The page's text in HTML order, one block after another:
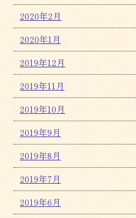
2020年2月
2020年1月
2019年12月
2019年11月
2019年10月
2019年9月
2019年8月
2019年7月
2019年6月